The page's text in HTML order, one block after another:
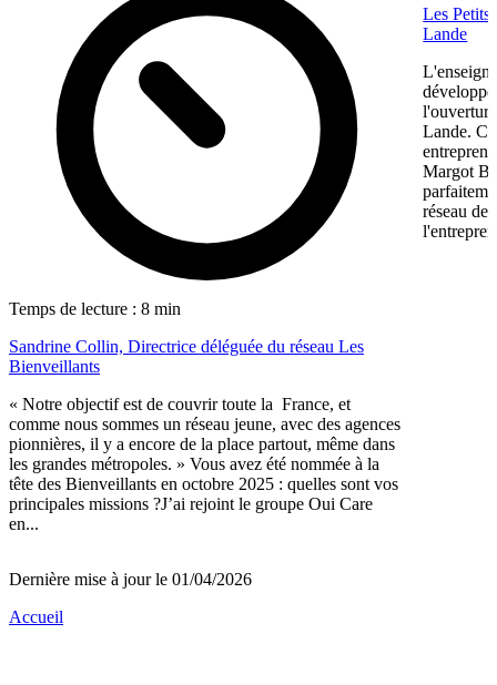
Temps de lecture : 8 min
Sandrine Collin, Directrice déléguée du réseau Les
Bienveillants
« Notre objectif est de couvrir toute la France, et
comme nous sommes un réseau jeune, avec des agences
pionnières, il y a encore de la place partout, même dans
les grandes métropoles. » Vous avez été nommée à la
tête des Bienveillants en octobre 2025 : quelles sont vos
principales missions ?J’ai rejoint le groupe Oui Care
en...
Les Petits
Lande
Lande.
Margot
réseau de
Dernière mise à jour le 01/04/2026
Accueil